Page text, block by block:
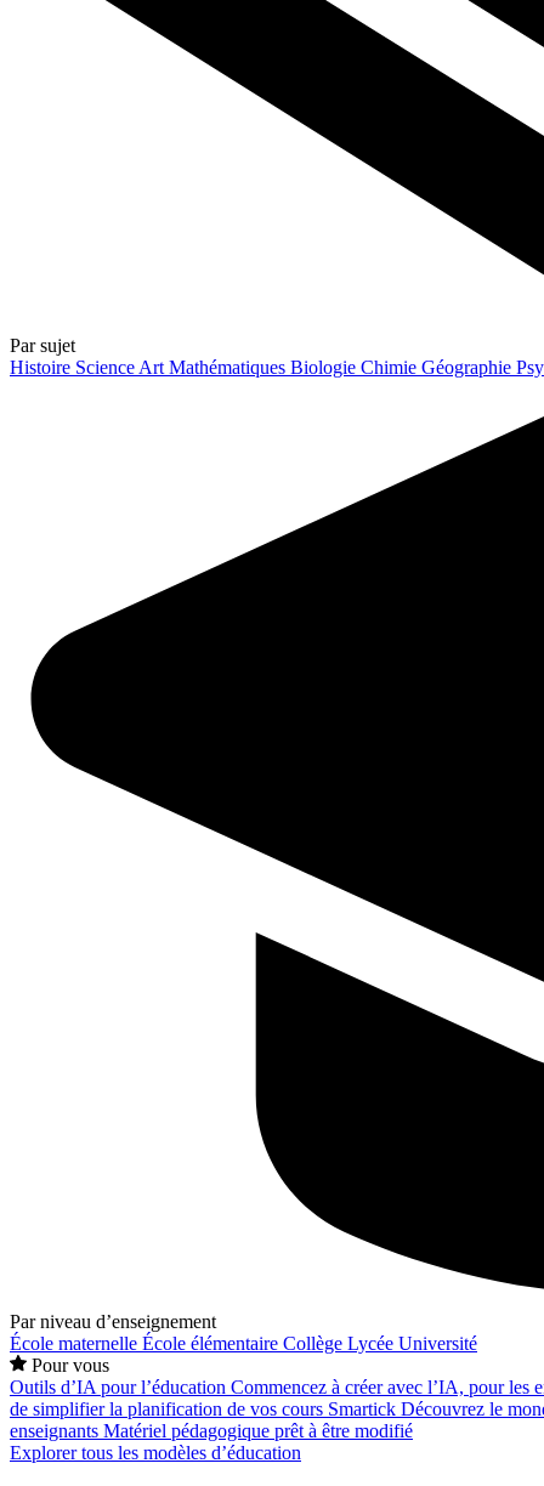
Par sujet
Histoire Science Art Mathématiques Biologie Chimie Géographie
Par niveau d’enseignement
École maternelle École élémentaire Collège Lycée Université
Pour vous
Outils d’IA pour l’éducation Commencez à créer avec l’IA, pour les
de simplifier la planification de vos cours Smartick Découvrez le
enseignants Matériel pédagogique prêt à être modifié
Explorer tous les modèles d’éducation